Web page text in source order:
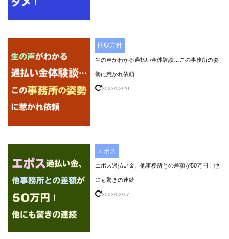
回収方針
生の声がわかる過払い金体験談…この事務所の姿
勢に惹かれ依頼
2023/02/20
エポス
エポス過払い金、他事務所との差額が50万円！他
にも驚きの連続
2023/02/17